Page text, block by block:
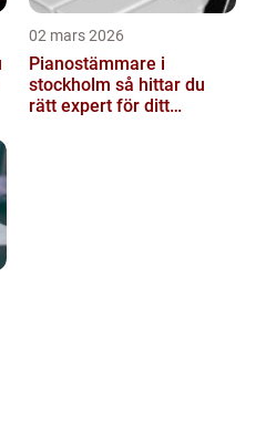
02 mars 2026
Pianostämmare i
stockholm så hittar du
rätt expert för ditt